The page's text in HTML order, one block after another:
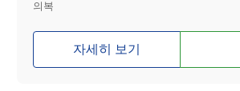
의복
자세히 보기